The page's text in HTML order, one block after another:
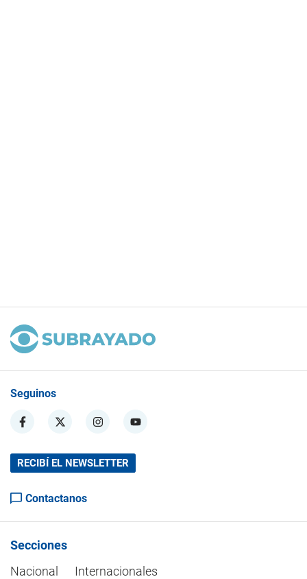
Seguinos
RECIBÍ EL NEWSLETTER
Contactanos
Secciones
Nacional
Internacionales